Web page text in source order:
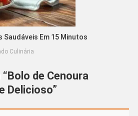
Saudáveis Em 15 Minutos
Culinária
Bolo de Cenoura
Delicioso”